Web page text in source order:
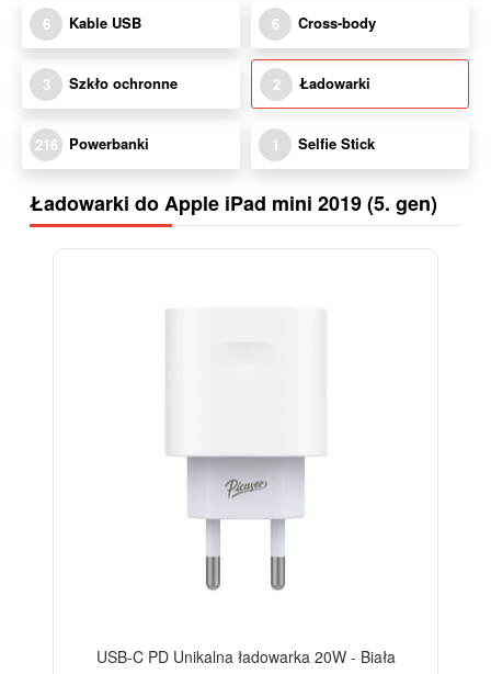
6 Kable USB 6 Cross-body
3 Szkło ochronne 2 Ładowarki
216 Powerbanki 1 Selfie Stick
Ładowarki do Apple iPad mini 2019 (5. gen)
USB-C PD Unikalna ładowarka 20W - Biała